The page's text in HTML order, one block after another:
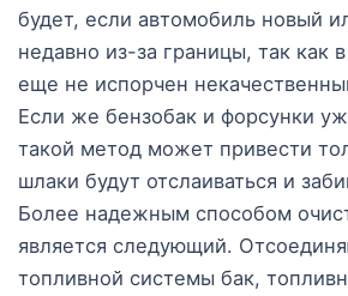
будет, если автомобиль новый
недавно из-за границы, так как
еще не испорчен
Если же бензобак и форсунки
такой метод может привести
шлаки будут отслаиваться и
Более надежным способом
является следующий.
топливной системы бак,